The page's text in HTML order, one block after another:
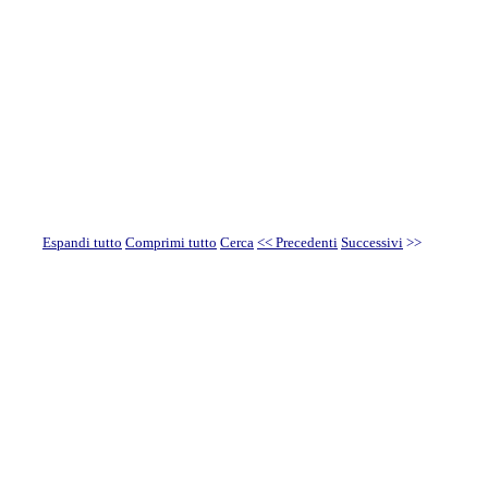
Espandi tutto Comprimi tutto Cerca << Precedenti Successivi >>